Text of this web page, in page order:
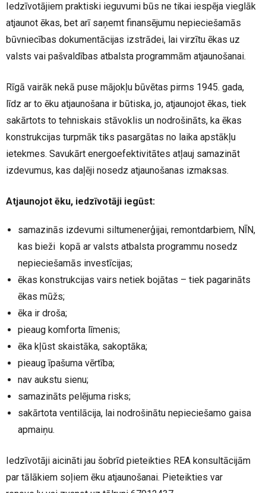
Iedzīvotājiem praktiski ieguvumi būs ne tikai iespēja vieglāk
atjaunot ēkas, bet arī saņemt finansējumu nepieciešamās
būvniecības dokumentācijas izstrādei, lai virzītu ēkas uz
valsts vai pašvaldības atbalsta programmām atjaunošanai.
Rīgā vairāk nekā puse mājokļu būvētas pirms 1945. gada,
līdz ar to ēku atjaunošana ir būtiska, jo, atjaunojot ēkas, tiek
sakārtots to tehniskais stāvoklis un nodrošināts, ka ēkas
konstrukcijas turpmāk tiks pasargātas no laika apstākļu
ietekmes. Savukārt energoefektivitātes atļauj samazināt
izdevumus, kas daļēji nosedz atjaunošanas izmaksas.
Atjaunojot ēku, iedzīvotāji iegūst:
samazinās izdevumi siltumenerģijai, remontdarbiem, NĪN,
kas bieži kopā ar valsts atbalsta programmu nosedz
nepieciešamās investīcijas;
ēkas konstrukcijas vairs netiek bojātas – tiek pagarināts
ēkas mūžs;
ēka ir droša;
pieaug komforta līmenis;
ēka kļūst skaistāka, sakoptāka;
pieaug īpašuma vērtība;
nav aukstu sienu;
samazināts pelējuma risks;
sakārtota ventilācija, lai nodrošinātu nepieciešamo gaisa
apmaiņu.
Iedzīvotāji aicināti jau šobrīd pieteikties REA konsultācijām
par tālākiem soļiem ēku atjaunošanai. Pieteikties var